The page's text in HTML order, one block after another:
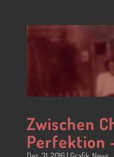
Zwischen
Perfektion